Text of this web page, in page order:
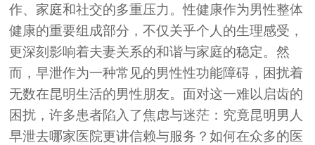
作、家庭和社交的多重压力。性健康作为男性整体
健康的重要组成部分，不仅关乎个人的生理感受，
更深刻影响着夫妻关系的和谐与家庭的稳定。然
而，早泄作为一种常见的男性性功能障碍，困扰着
无数在昆明生活的男性朋友。面对这一难以启齿的
困扰，许多患者陷入了焦虑与迷茫：究竟昆明男人
早泄去哪家医院更讲信赖与服务？如何在众多的医